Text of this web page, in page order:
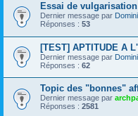
Essai de
Dernier message par
Réponses : 53
[TEST] APTITUDE A
Dernier message par
Réponses : 62
Topic des "bonnes"
Dernier message par
Réponses : 2581